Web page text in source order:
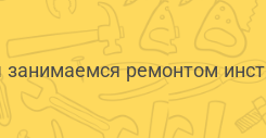
ремонтом